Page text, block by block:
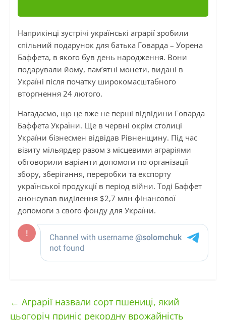
Наприкінці зустрічі українські аграрії зробили
спільний подарунок для батька Говарда – Уорена
Баффета, в якого був день народження. Вони
подарували йому, пам’ятні монети, видані в
Україні після початку широкомасштабного
вторгнення 24 лютого.
Нагадаємо, що це вже не перші відвідини Говарда
Баффета України. Ще в червні окрім столиці
України бізнесмен відвідав Рівненщину. Під час
візиту мільярдер разом з місцевими аграріями
обговорили варіанти допомоги по організації
збору, зберігання, переробки та експорту
української продукції в період війни. Тоді Баффет
анонсував виділення $2,7 млн фінансової
допомоги з свого фонду для України.
← Аграрії назвали сорт пшениці, який
цьогоріч приніс рекордну врожайність